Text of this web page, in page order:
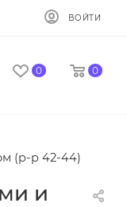
ВОЙТИ
0 0
(р-р 42-44)
и